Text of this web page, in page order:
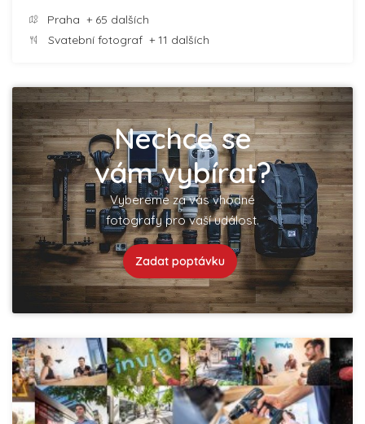
Praha + 65 dalších
Svatební fotograf + 11 dalších
Nechce se
vám vybírat?
Vybereme za vás vhodné
fotografy pro vaší událost.
Zadat poptávku